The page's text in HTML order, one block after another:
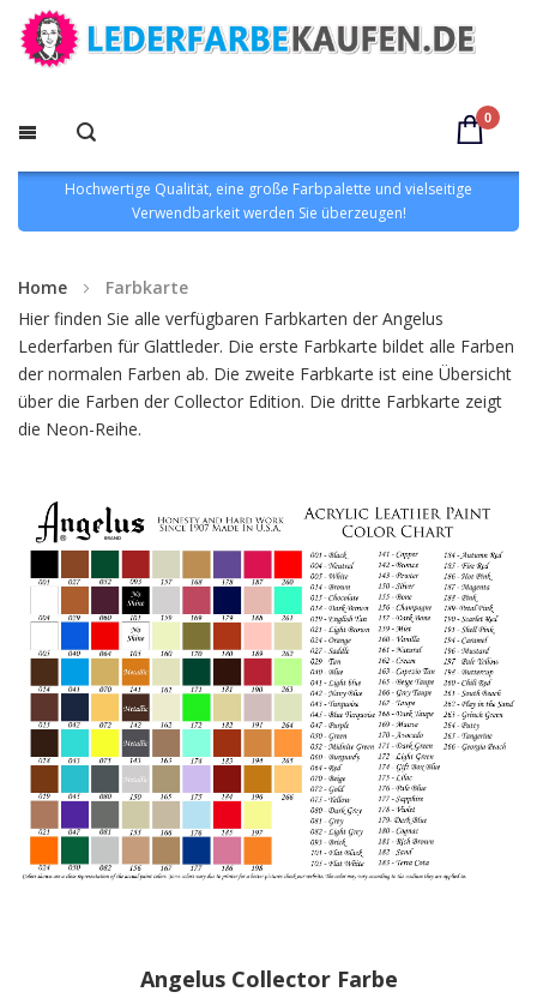
0
Hochwertige Qualität, eine große Farbpalette und vielseitige
Verwendbarkeit werden Sie überzeugen!
Home
Farbkarte
Hier finden Sie alle verfügbaren Farbkarten der Angelus
Lederfarben für Glattleder. Die erste Farbkarte bildet alle Farben
der normalen Farben ab. Die zweite Farbkarte ist eine Übersicht
über die Farben der Collector Edition. Die dritte Farbkarte zeigt
die Neon-Reihe.
Angelus Collector Farbe